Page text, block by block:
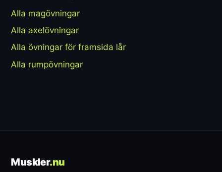
Alla magövningar
Alla axelövningar
Alla övningar för framsida lår
Alla rumpövningar
Muskler.nu